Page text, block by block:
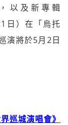
以及新專輯
日）在「烏托
演將於5月2日
巡城演唱會》